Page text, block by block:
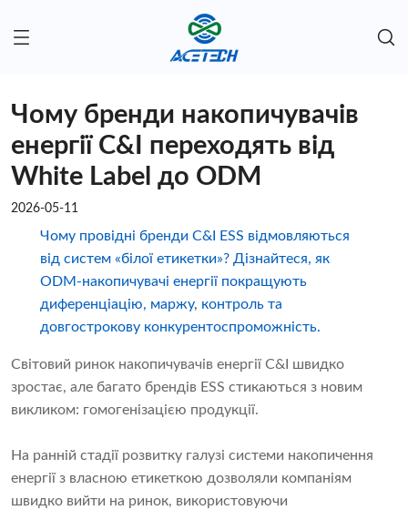
Чому бренди накопичувачів
енергії C&I переходять від
White Label до ODM
2026-05-11
Чому провідні бренди C&I ESS відмовляються
від систем «білої етикетки»? Дізнайтеся, як
ODM-накопичувачі енергії покращують
диференціацію, маржу, контроль та
довгострокову конкурентоспроможність.
Світовий ринок накопичувачів енергії C&I швидко
зростає, але багато брендів ESS стикаються з новим
викликом: гомогенізацією продукції.
На ранній стадії розвитку галузі системи накопичення
енергії з власною етикеткою дозволяли компаніям
швидко вийти на ринок, використовуючи